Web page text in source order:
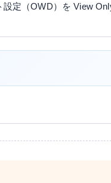
定（OWD）を View